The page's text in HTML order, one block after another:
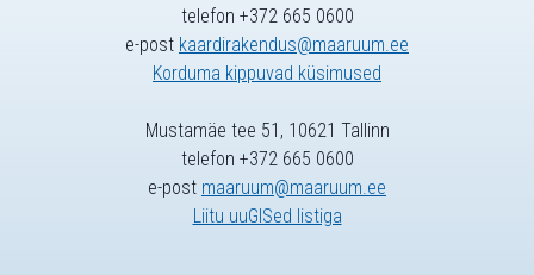
telefon +372 665 0600
e-post kaardirakendus@maaruum.ee
Korduma kippuvad küsimused
Mustamäe tee 51, 10621 Tallinn
telefon +372 665 0600
e-post maaruum@maaruum.ee
Liitu uuGISed listiga